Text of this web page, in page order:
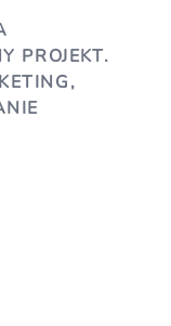
PROJEKT.